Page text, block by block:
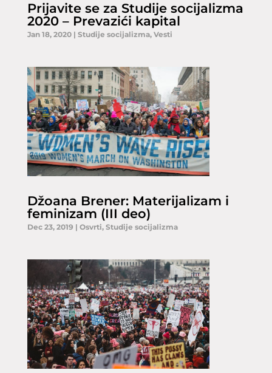
Prijavite se za Studije socijalizma
2020 – Prevazići kapital
Jan 18, 2020| Studije socijalizma, Vesti
Džoana Brener: Materijalizam i
feminizam (III deo)
Dec 23, 2019 | Osvrti, Studije socijalizma